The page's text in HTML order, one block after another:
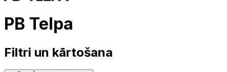
PB Telpa
Filtri un kārtošana